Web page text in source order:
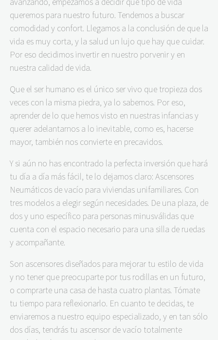
queremos para nuestro futuro. Tendemos a buscar
comodidad y confort. Llegamos a la conclusión de que la
vida es muy corta, y la salud un lujo que hay que cuidar.
Por eso decidimos invertir en nuestro porvenir y en
nuestra calidad de vida.
Que el ser humano es el único ser vivo que tropieza dos
veces con la misma piedra, ya lo sabemos. Por eso,
aprender de lo que hemos visto en nuestras infancias y
querer adelantarnos a lo inevitable, como es, hacerse
mayor, también nos convierte en precavidos.
Y si aún no has encontrado la perfecta inversión que hará
tu día a día más fácil, te lo dejamos claro: Ascensores
Neumáticos de vacío para viviendas unifamiliares. Con
tres modelos a elegir según necesidades. De una plaza, de
dos y uno específico para personas minusválidas que
cuenta con el espacio necesario para una silla de ruedas
y acompañante.
Son ascensores diseñados para mejorar tu estilo de vida
y no tener que preocuparte por tus rodillas en un futuro,
o comprarte una casa de hasta cuatro plantas. Tómate
tu tiempo para reflexionarlo. En cuanto te decidas, te
enviaremos a nuestro equipo especializado, y en tan sólo
dos días, tendrás tu ascensor de vacío totalmente